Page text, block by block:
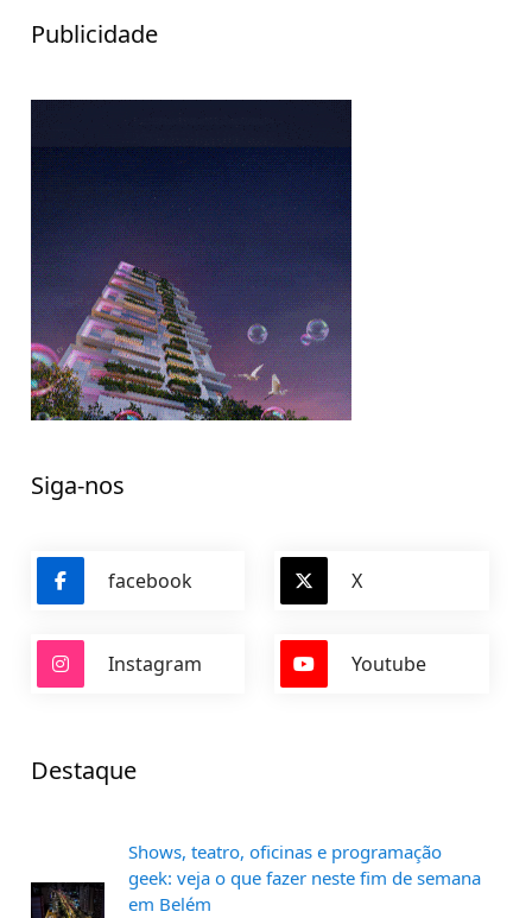
Publicidade
Siga-nos
facebook X
Instagram Youtube
Destaque
Shows, teatro, oficinas e programação
geek: veja o que fazer neste fim de semana
em Belém